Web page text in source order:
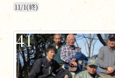
11/1(終)
41